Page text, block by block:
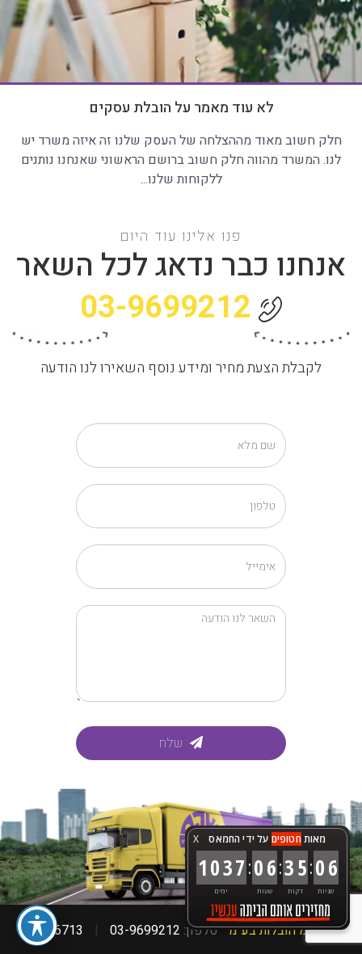
לא עוד מאמר על הובלת עסקים
חלק חשוב מאוד מההצלחה של העסק שלנו זה איזה משרד יש
לנו. המשרד מהווה חלק חשוב ברושם הראשוני שאנחנו נותנים
ללקוחות שלנו...
X מאותחטופים על ידי החמאס
1037
ימים
:06
שעות
:35
דקות
:08
שניות
פנו אלינו עוד היום
אנחנו כבר נדאג לכל השאר
03-9699212
לקבלת הצעת מחיר ומידע נוסף השאירו לנו הודעה
שלח
ש.ה.מ הובלות בע״מ טלפון: 03-9699212
|
6713*
|